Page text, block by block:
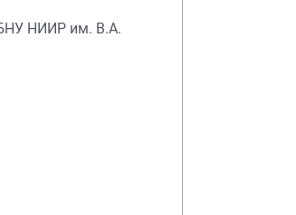
НИИР им. В.А.